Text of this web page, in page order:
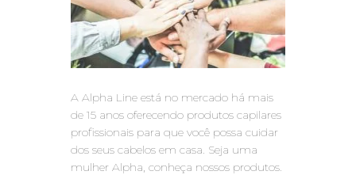
A Alpha Line está no mercado há mais
de 15 anos oferecendo produtos capilares
profissionais para que você possa cuidar
dos seus cabelos em casa. Seja uma
mulher Alpha, conheça nossos produtos.